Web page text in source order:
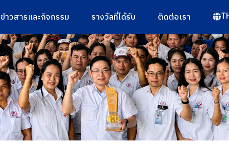
ข่าวสารและกิจกรรม รางวัลที่ได้รับ ติดต่อเรา